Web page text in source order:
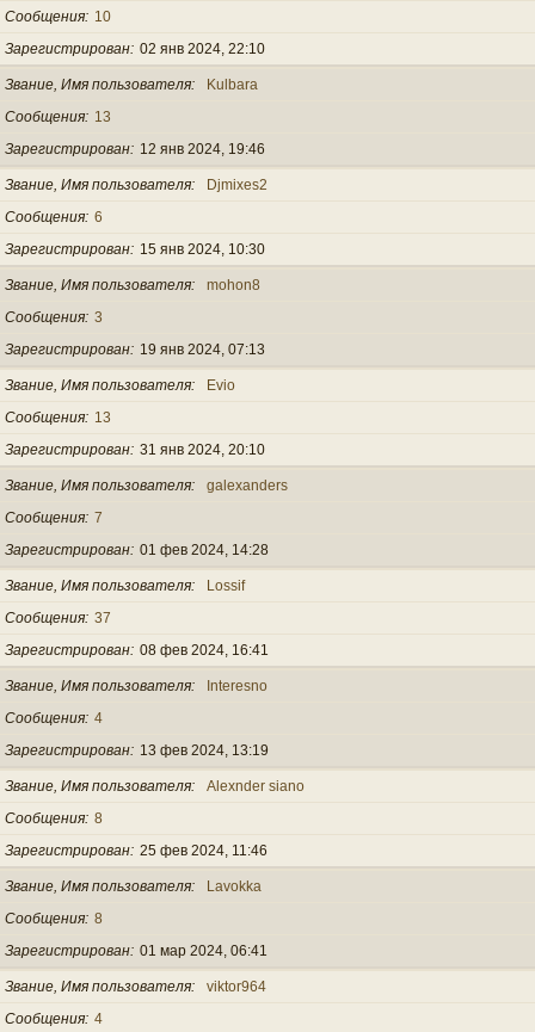
Сообщения
10
Зарегистрирован 02 янв 2024, 22:10
Звание, Имя пользователя
Kulbara
Сообщения
13
Зарегистрирован
12 янв 2024, 19:46
Звание, Имя пользователя
Djmixes2
Сообщения 6
Зарегистрирован
15 янв 2024, 10:30
Звание, Имя пользователя
mohon8
Сообщения 3
Зарегистрирован
19 янв 2024, 07:13
Звание, Имя пользователя
Evio
Сообщения
13
Зарегистрирован 31 янв 2024, 20:10
Звание, Имя пользователя
galexanders
Сообщения 7
Зарегистрирован 01 фев 2024, 14:28
Звание, Имя пользователя
Lossif
Сообщения 37
Зарегистрирован 08 фев 2024, 16:41
Звание, Имя пользователя
Interesno
Сообщения 4
Зарегистрирован
13 фев 2024, 13:19
Звание, Имя пользователя
Alexnder siano
Сообщения 8
Зарегистрирован 25 фев 2024, 11:46
Звание, Имя пользователя
Lavokka
Сообщения 8
Зарегистрирован 01 мар 2024, 06:41
Звание, Имя пользователя
viktor964
Сообщения 4